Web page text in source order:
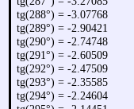
tg(288°) = -3.07768
tg(289°) = -2.90421
tg(290°) = -2.74748
tg(291°) = -2.60509
tg(292°) = -2.47509
tg(293°) = -2.35585
tg(294°) = -2.24604